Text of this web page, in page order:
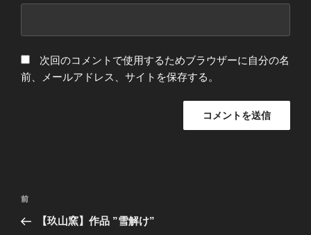
次回のコメントで使用するためブラウザーに自分の名
前、メールアドレス、サイトを保存する。
投
ナ
前
の
前
【玖山窯】作品 ”雪解け”